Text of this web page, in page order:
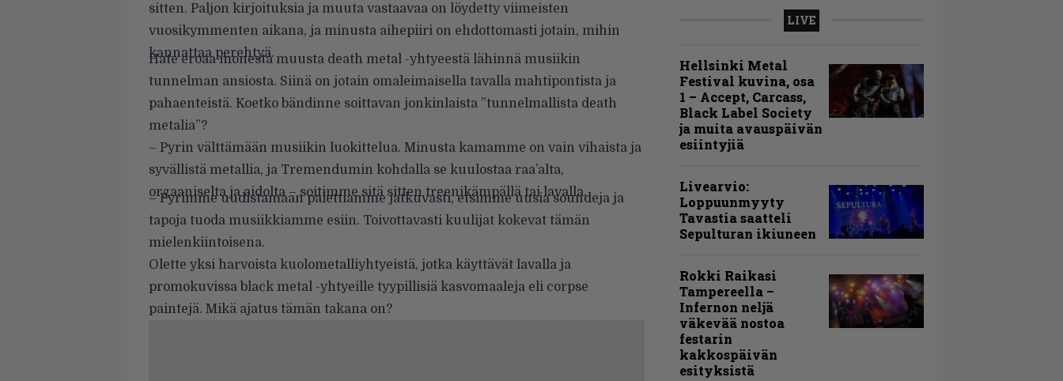
sitten. Paljon kirjoituksia ja muuta vastaavaa on löydetty viimeisten
vuosikymmenten aikana, ja minusta aihepiiri on ehdottomasti jotain, mihin
kannattaa perehtyä.
Hate eroaa monesta muusta death metal -yhtyeestä lähinnä musiikin
tunnelman ansiosta. Siinä on jotain omaleimaisella tavalla mahtipontista ja
pahaenteistä. Koetko bändinne soittavan jonkinlaista ”tunnelmallista death
metalia”?
– Pyrin välttämään musiikin luokittelua. Minusta kamamme on vain vihaista ja
syvällistä metallia, ja Tremendumin kohdalla se kuulostaa raa’alta,
orgaaniselta ja aidolta – soitimme sitä sitten treenikämpällä tai lavalla.
– Pyrimme uudistamaan palettiamme jatkuvasti, etsimme uusia soundeja ja
tapoja tuoda musiikkiamme esiin. Toivottavasti kuulijat kokevat tämän
mielenkiintoisena.
Olette yksi harvoista kuolometalliyhtyeistä, jotka käyttävät lavalla ja
promokuvissa black metal -yhtyeille tyypillisiä kasvomaaleja eli corpse
paintejä. Mikä ajatus tämän takana on?
LIVE
Hellsinki Metal
Festival kuvina, osa
1 – Accept, Carcass,
Black Label Society
ja muita avauspäivän
esiintyjiä
Livearvio:
Loppuunmyyty
Tavastia saatteli
Sepulturan ikiuneen
Rokki Raikasi
Tampereella –
Infernon neljä
väkevää nostoa
festarin
kakkospäivän
esityksistä